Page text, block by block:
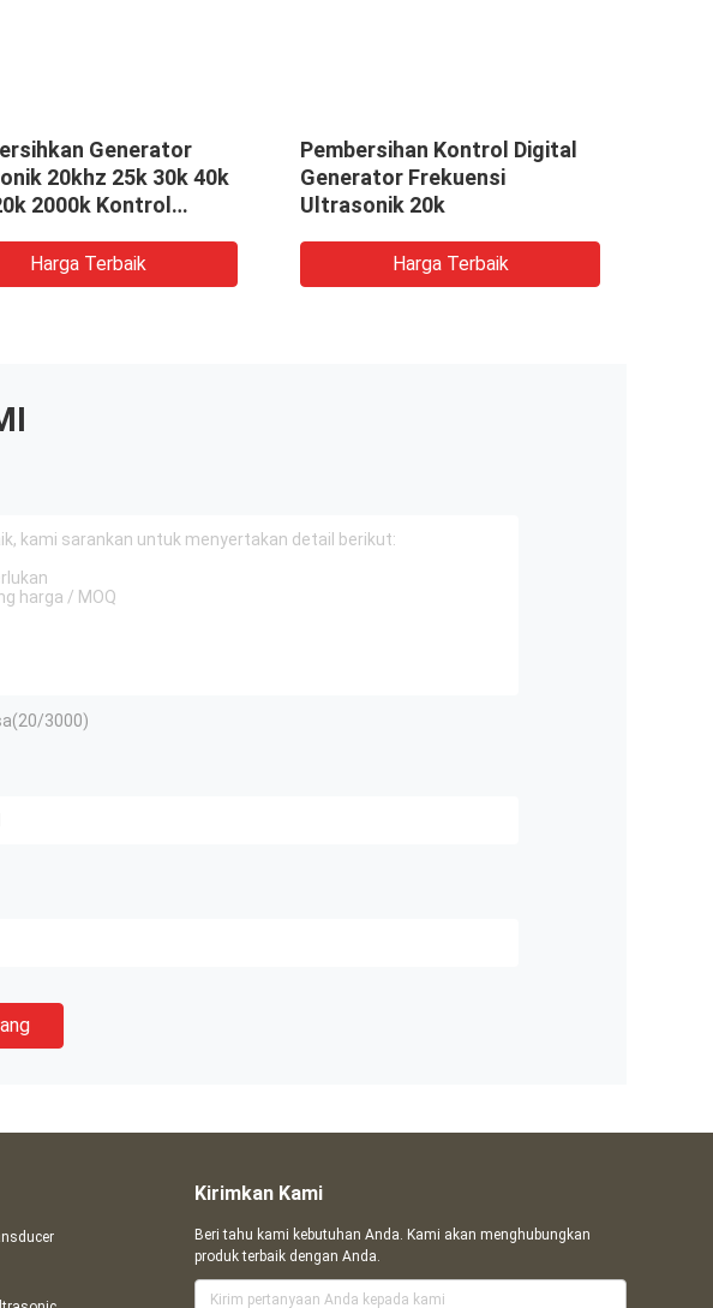
Generator
20khz 25k 30k 40k
2000k Kontrol
Harga Terbaik
Pembersihan Kontrol Digital
Generator Frekuensi
Ultrasonik 20k
Harga Terbaik
20/3000)
Kirimkan Kami
Beri tahu kami kebutuhan Anda. Kami akan menghubungkan
produk terbaik dengan Anda.